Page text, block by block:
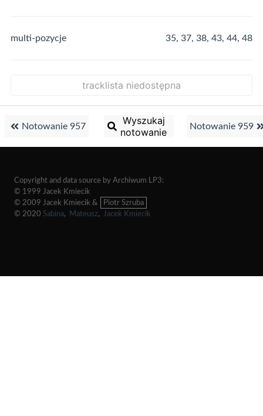
multi-pozycje 35, 37, 38, 43, 44, 48
tracklista niedostępna
Notowanie 957
Wyszukaj
notowanie
Notowanie 959
Copyright and data source by Archiwum LP3:
© 1999 Jacek Kmiecik
© 2009 Jacek Kmiecik &
Piotr Szruba
© 2020 Sabina, Mateusz, Jacek Kmiecik